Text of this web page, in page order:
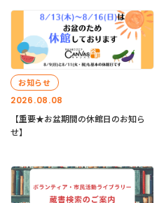
2026.08.08
お知らせ
【重要★お盆期間の休館日のお知ら
せ】